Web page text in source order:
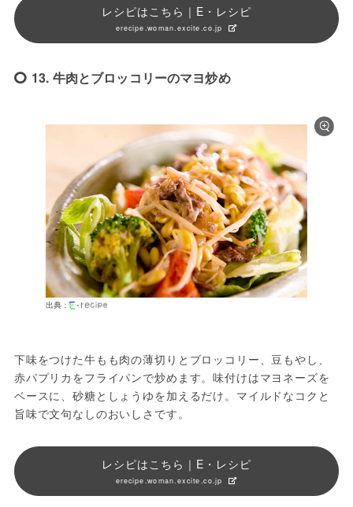
レシピはこちら｜E・レシピ
erecipe.woman.excite.co.jp
13. 牛肉とブロッコリーのマヨ炒め
出典：
下味をつけた牛もも肉の薄切りとブロッコリー、豆もやし、
赤パプリカをフライパンで炒めます。味付けはマヨネーズを
ベースに、砂糖としょうゆを加えるだけ。マイルドなコクと
旨味で文句なしのおいしさです。
レシピはこちら｜E・レシピ
erecipe.woman.excite.co.jp